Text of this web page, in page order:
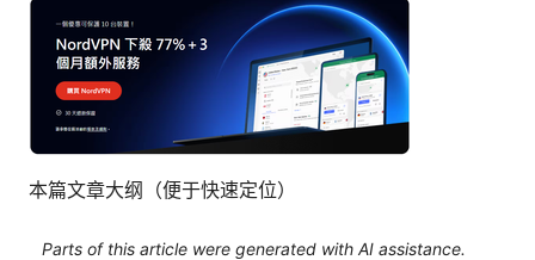
本篇文章大纲（便于快速定位）
Parts of this article were generated with AI assistance.